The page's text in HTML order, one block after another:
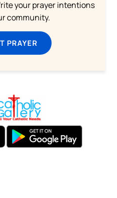
your prayer intentions
community.
PRAYER